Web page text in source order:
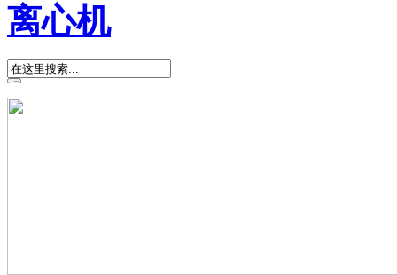
离心机